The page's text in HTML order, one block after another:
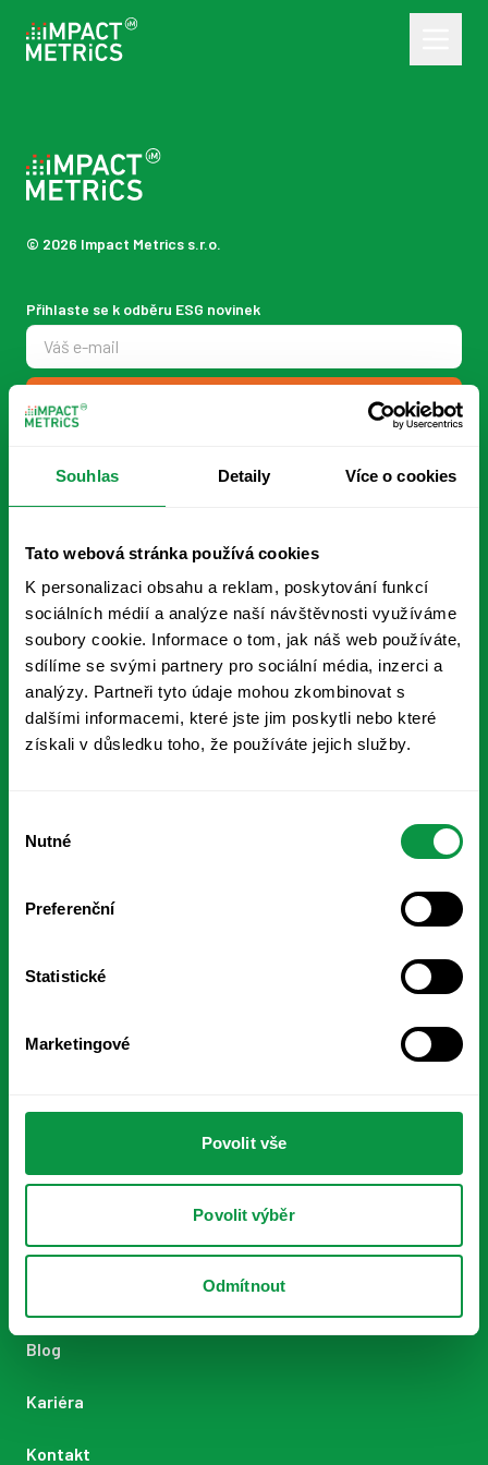
Souhlas Detaily Více o cookies
Tato webová stránka používá cookies
K personalizaci obsahu a reklam, poskytování funkcí
sociálních médií a analýze naší návštěvnosti využíváme
soubory cookie. Informace o tom, jak náš web používáte,
sdílíme se svými partnery pro sociální média, inzerci a
analýzy. Partneři tyto údaje mohou zkombinovat s
dalšími informacemi, které jste jim poskytli nebo které
získali v důsledku toho, že používáte jejich služby.
souhlasu
Nutné
Preferenční
Statistické
Marketingové
Povolit vše
Povolit výběr
Odmítnout
© 2026 Impact Metrics s.r.o.
Přihlaste se k odběru ESG novinek
Výpočet uhlíkové stopy
ESG data manager
ŘEŠENÍ
VSME Basic
VSME Comprehensive
ESG reporting na míru
ESG strategie
ESG reporting
O nás
Metodika
Blog
Kariéra
Kontakt